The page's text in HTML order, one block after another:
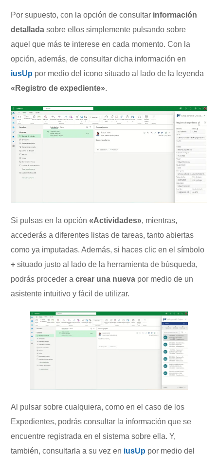
Por supuesto, con la opción de consultar información
detalladasobre ellos simplemente pulsando sobre
aquel que más te interese en cada momento. Con la
opción, además, de consultar dicha información en
iusUp por medio del icono situado al lado de la leyenda
«Registro de expediente».
Si pulsas en la opción«Actividades», mientras,
accederás a diferentes listas de tareas, tanto abiertas
como ya imputadas. Además, si haces clic en el símbolo
+ situado justo al lado de la herramienta de búsqueda,
podrás proceder acrear una nueva por medio de un
asistente intuitivo y fácil de utilizar.
Al pulsar sobre cualquiera, como en el caso de los
Expedientes, podrás consultar la información que se
encuentre registrada en el sistema sobre ella. Y,
también, consultarla a su vez en iusUp por medio del